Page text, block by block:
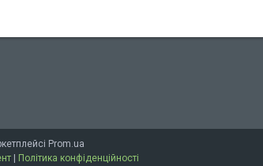
Prom.ua
| Політика конфіденційності